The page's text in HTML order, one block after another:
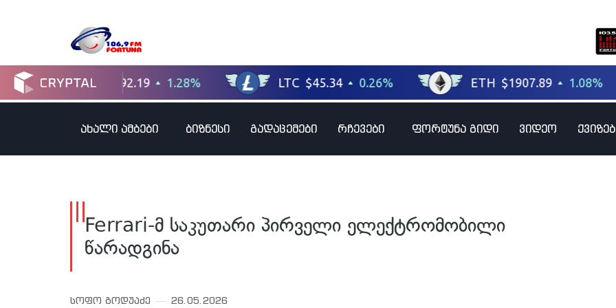
ახალი ამბები ბიზნესი გადაცემები რჩევები ფორტუნა გიდი ვიდეო
Ferrari-მ საკუთარი პირველი ელექტრომობილი
წარადგინა
სოფო გოდუაძე 26.05.2026